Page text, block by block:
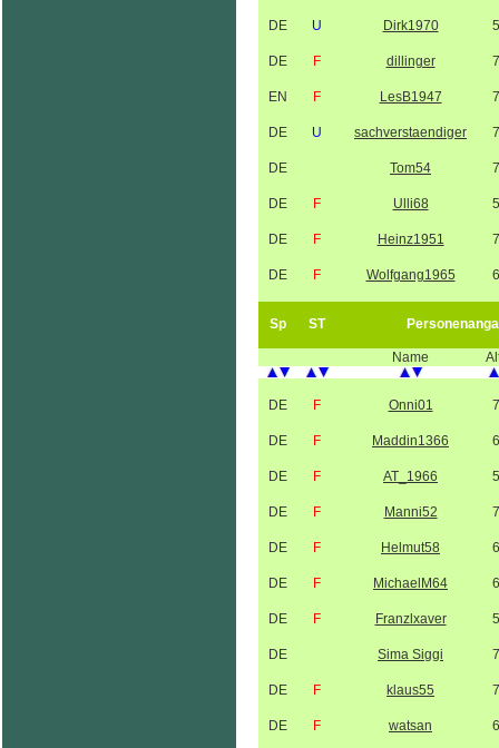
DE U Dirk1970
DE F dillinger
EN F LesB1947
DE U sachverstaendiger
DE Tom54
DE F Ulli68
DE F Heinz1951
DE F Wolfgang1965
Sp ST
Name
DE F Onni01
DE F Maddin1366
DE F AT_1966
DE F Manni52
DE F Helmut58
DE F MichaelM64
DE F Franzlxaver
DE Sima Siggi
DE F klaus55
DE F watsan